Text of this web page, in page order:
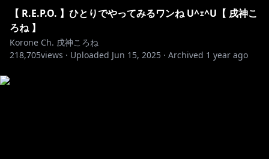
【 R.E.P.O. 】ひとりでやってみるワンね U^ｪ^U【 戌神こ
ろね 】
Korone Ch. 戌神ころね
218,705views · Uploaded Jun 15, 2025 · Archived 1 year ago